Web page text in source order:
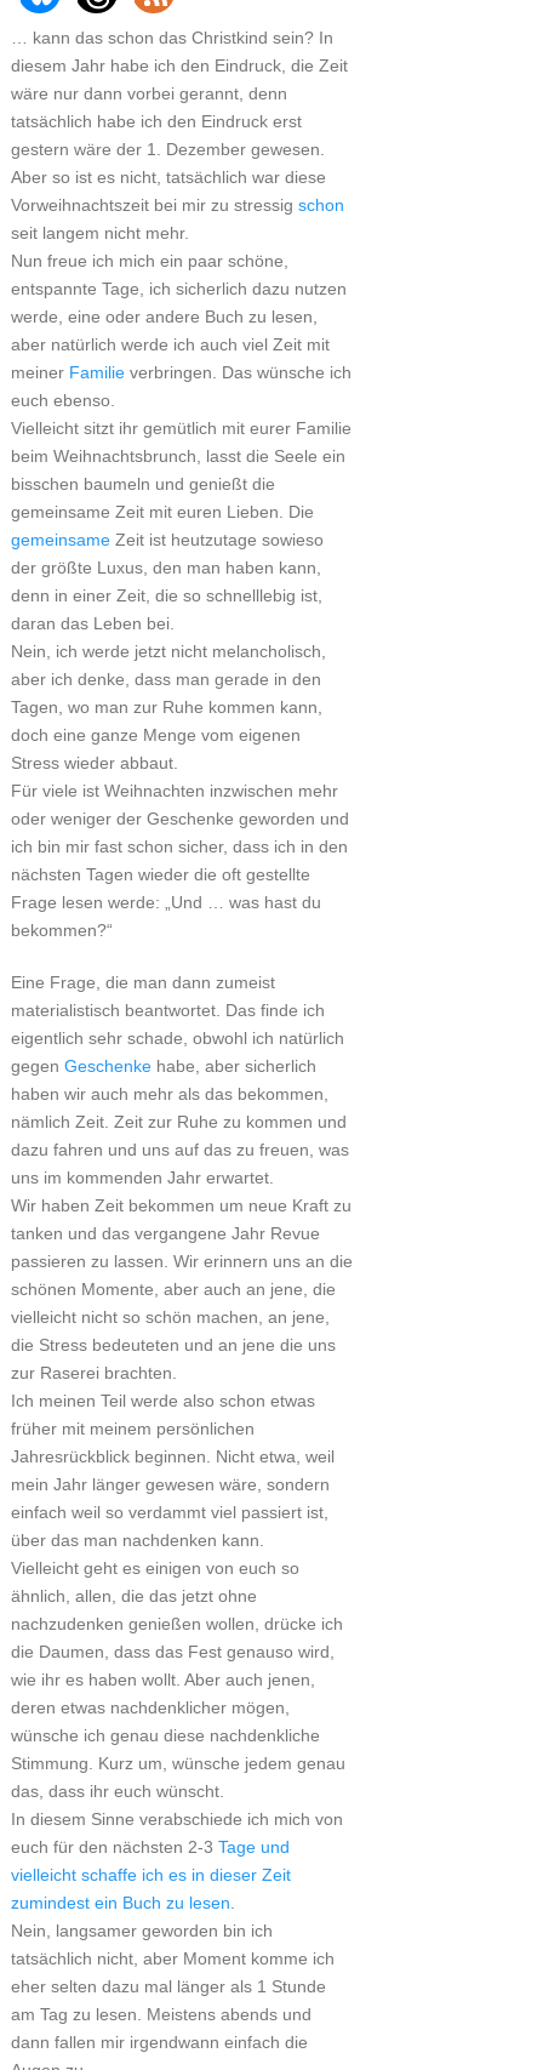
… kann das schon das Christkind sein? In
diesem Jahr habe ich den Eindruck, die Zeit
wäre nur dann vorbei gerannt, denn
tatsächlich habe ich den Eindruck erst
gestern wäre der 1. Dezember gewesen.
Aber so ist es nicht, tatsächlich war diese
Vorweihnachtszeit bei mir zu stressig schon
seit langem nicht mehr.
Nun freue ich mich ein paar schöne,
entspannte Tage, ich sicherlich dazu nutzen
werde, eine oder andere Buch zu lesen,
aber natürlich werde ich auch viel Zeit mit
meiner Familieverbringen. Das wünsche ich
euch ebenso.
Vielleicht sitzt ihr gemütlich mit eurer Familie
beim Weihnachtsbrunch, lasst die Seele ein
bisschen baumeln und genießt die
gemeinsame Zeit mit euren Lieben. Die
gemeinsameZeit ist heutzutage sowieso
der größte Luxus, den man haben kann,
denn in einer Zeit, die so schnelllebig ist,
daran das Leben bei.
Nein, ich werde jetzt nicht melancholisch,
aber ich denke, dass man gerade in den
Tagen, wo man zur Ruhe kommen kann,
doch eine ganze Menge vom eigenen
Stress wieder abbaut.
Für viele ist Weihnachten inzwischen mehr
oder weniger der Geschenke geworden und
ich bin mir fast schon sicher, dass ich in den
nächsten Tagen wieder die oft gestellte
Frage lesen werde: „Und … was hast du
bekommen?“
Eine Frage, die man dann zumeist
materialistisch beantwortet. Das finde ich
eigentlich sehr schade, obwohl ich natürlich
gegen Geschenkehabe, aber sicherlich
haben wir auch mehr als das bekommen,
nämlich Zeit. Zeit zur Ruhe zu kommen und
dazu fahren und uns auf das zu freuen, was
uns im kommenden Jahr erwartet.
Wir haben Zeit bekommen um neue Kraft zu
tanken und das vergangene Jahr Revue
passieren zu lassen. Wir erinnern uns an die
schönen Momente, aber auch an jene, die
vielleicht nicht so schön machen, an jene,
die Stress bedeuteten und an jene die uns
zur Raserei brachten.
Ich meinen Teil werde also schon etwas
früher mit meinem persönlichen
Jahresrückblick beginnen. Nicht etwa, weil
mein Jahr länger gewesen wäre, sondern
einfach weil so verdammt viel passiert ist,
über das man nachdenken kann.
Vielleicht geht es einigen von euch so
ähnlich, allen, die das jetzt ohne
nachzudenken genießen wollen, drücke ich
die Daumen, dass das Fest genauso wird,
wie ihr es haben wollt. Aber auch jenen,
deren etwas nachdenklicher mögen,
wünsche ich genau diese nachdenkliche
Stimmung. Kurz um, wünsche jedem genau
das, dass ihr euch wünscht.
In diesem Sinne verabschiede ich mich von
euch für den nächsten 2-3 Tage und
vielleicht schaffe ich es in dieser Zeit
zumindest ein Buch zu lesen
Nein, langsamer geworden bin ich
tatsächlich nicht, aber Moment komme ich
eher selten dazu mal länger als 1 Stunde
am Tag zu lesen. Meistens abends und
dann fallen mir irgendwann einfach die